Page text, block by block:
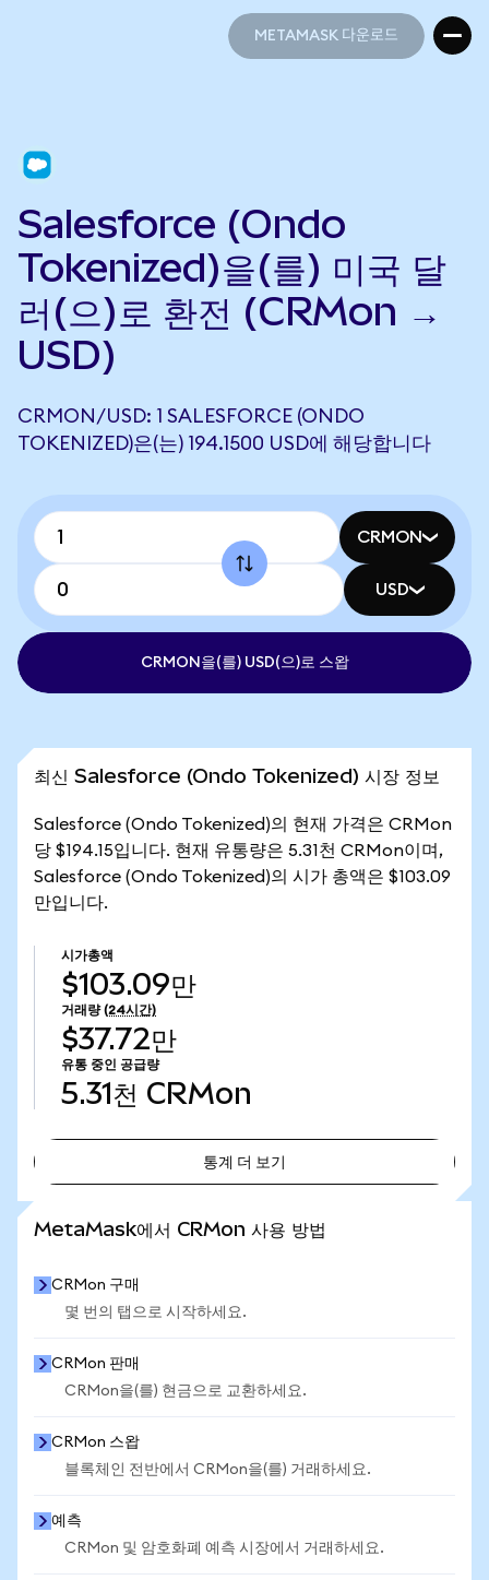
METAMASK 다운로드
Salesforce (Ondo
Tokenized)을(를) 미국 달
러(으)로 환전 (CRMon →
USD)
CRMON/USD: 1 SALESFORCE (ONDO
TOKENIZED)은(는) 194.1500 USD에 해당합니다
CRMON
USD
CRMON을(를) USD(으)로 스왑
최신 Salesforce (Ondo Tokenized) 시장 정보
Salesforce (Ondo Tokenized)의 현재 가격은 CRMon
당 $194.15입니다. 현재 유통량은 5.31천 CRMon이며,
Salesforce (Ondo Tokenized)의 시가 총액은 $103.09
만입니다.
시가총액
$103.09만
거래량 (24시간)
$37.72만
유통 중인 공급량
5.31천 CRMon
통계 더 보기
MetaMask에서 CRMon 사용 방법
CRMon 구매
몇 번의 탭으로 시작하세요.
CRMon 판매
CRMon을(를) 현금으로 교환하세요.
CRMon 스왑
블록체인 전반에서 CRMon을(를) 거래하세요.
예측
CRMon 및 암호화폐 예측 시장에서 거래하세요.